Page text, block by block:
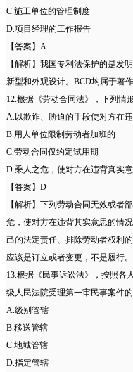
C.施工单位的管理制度
D.项目经理的工作报告
【答案】A
【解析】我国专利法保护的是发
新型和外观设计。BCD均属于著
12.根据《劳动合同法》，下列情
A.以欺诈、胁迫的手段使对方在
B.用人单位限制劳动者加班的
C.劳动合同仅约定试用期
D.乘人之危，使对方在违背真实
【答案】D
【解析】下列劳动合同无效或者
危，使对方在违背其实意思的情
己的法定责任、排除劳动者权利
应该是订立或者变更，不是履行。
13.根据《民事诉讼法》，按照各
级人民法院受理第一审民事案件
A.级别管辖
B.移送管辖
C.地城管辖
D.指定管辖